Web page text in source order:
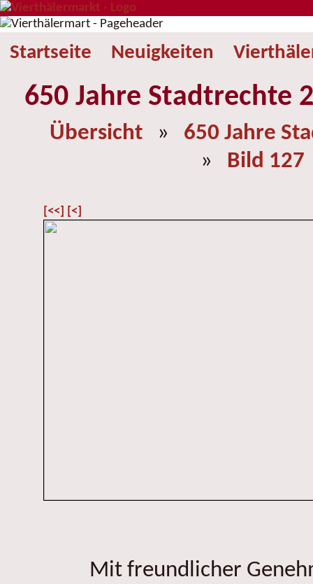
Startseite Neuigkeiten
650 Jahre Stadtrechte
Übersicht » 650 Jahre
» Bild 127
[<<] [<]
Mit freundlicher